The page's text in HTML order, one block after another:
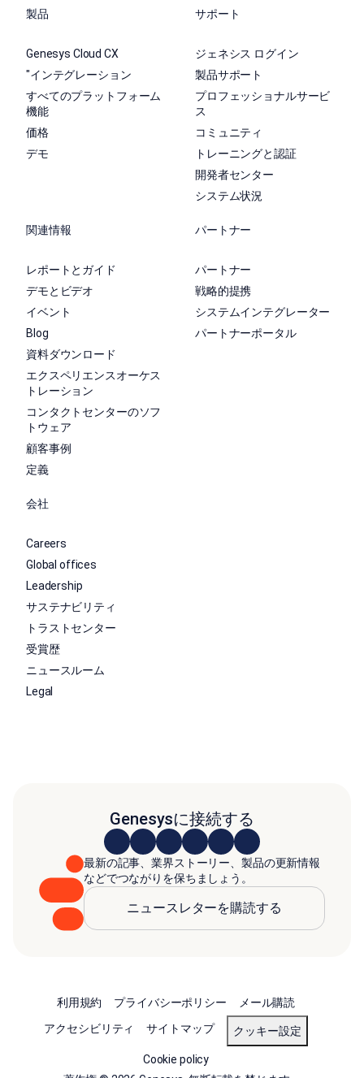
製品
Genesys Cloud CX
"インテグレーション
すべてのプラットフォーム
機能
価格
デモ
サポート
ジェネシス ログイン
製品サポート
プロフェッショナルサービ
ス
コミュニティ
トレーニングと認証
開発者センター
システム状況
関連情報
レポートとガイド
デモとビデオ
イベント
Blog
資料ダウンロード
エクスペリエンスオーケス
トレーション
コンタクトセンターのソフ
トウェア
顧客事例
定義
パートナー
パートナー
戦略的提携
システムインテグレーター
パートナーポータル
会社
Careers
Global offices
Leadership
サステナビリティ
トラストセンター
受賞歴
ニュースルーム
Legal
Genesysに接続する
最新の記事、業界ストーリー、製品の更新情報
などでつながりを保ちましょう。
ニュースレターを購読する
利用規約 プライバシーポリシー
メール購読
アクセシビリティ
サイトマップ クッキー設定
Cookie policy